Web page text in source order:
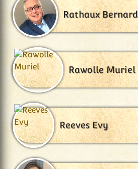
Rathaux Bernard
Rawolle Muriel
Reeves Evy